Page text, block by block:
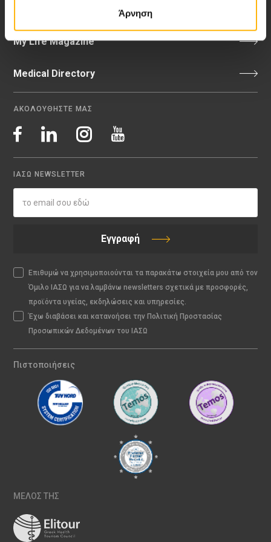
Άρνηση
My Life Magazine
Medical Directory
ΑΚΟΛΟΥΘΗΣΤΕ ΜΑΣ
ΙΑΣΩ NEWSLETTER
Εγγραφή
Επιθυμώ να χρησιμοποιούνται τα παρακάτω στοιχεία μου από τον
Όμιλο ΙΑΣΩ για να λαμβάνω newsletters σχετικά με προσφορές,
προϊόντα υγείας, εκδηλώσεις και υπηρεσίες.
Έχω διαβάσει και κατανοήσει την Πολιτική Προστασίας
Προσωπικών Δεδομένων του ΙΑΣΩ
Πιστοποιήσεις
ΜΕΛΟΣ ΤΗΣ